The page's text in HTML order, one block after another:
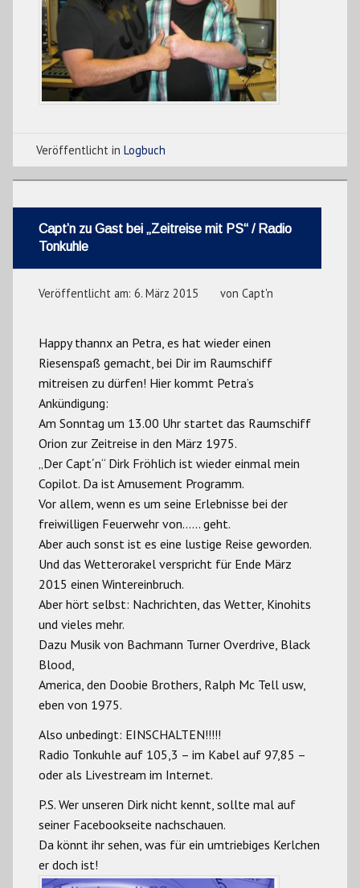
Veröffentlicht in Logbuch
Capt’n zu Gast bei „Zeitreise mit PS“ / Radio
Tonkuhle
Veröffentlicht am: 6. März 2015 von Capt'n
Happy thannx an Petra, es hat wieder einen
Riesenspaß gemacht, bei Dir im Raumschiff
mitreisen zu dürfen! Hier kommt Petra’s
Ankündigung:
Am Sonntag um 13.00 Uhr startet das Raumschiff
Orion zur Zeitreise in den März 1975.
„Der Capt´n“ Dirk Fröhlich ist wieder einmal mein
Copilot. Da ist Amusement Programm.
Vor allem, wenn es um seine Erlebnisse bei der
freiwilligen Feuerwehr von…… geht.
Aber auch sonst ist es eine lustige Reise geworden.
Und das Wetterorakel verspricht für Ende März
2015 einen Wintereinbruch.
Aber hört selbst: Nachrichten, das Wetter, Kinohits
und vieles mehr.
Dazu Musik von Bachmann Turner Overdrive, Black
Blood,
America, den Doobie Brothers, Ralph Mc Tell usw,
eben von 1975.
Also unbedingt: EINSCHALTEN!!!!!
Radio Tonkuhle auf 105,3 – im Kabel auf 97,85 –
oder als Livestream im Internet.
P.S. Wer unseren Dirk nicht kennt, sollte mal auf
seiner Facebookseite nachschauen.
Da könnt ihr sehen, was für ein umtriebiges Kerlchen
er doch ist!